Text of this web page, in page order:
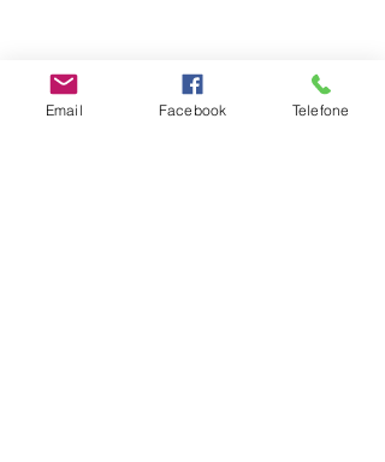
Parentalidade
Desenvolvimento Infantil
Email Facebook Telefone